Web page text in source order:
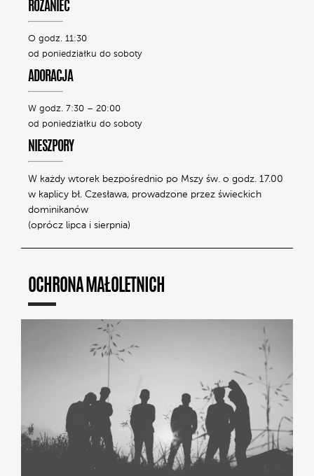
RÓŻANIEC
O godz. 11:30
od poniedziałku do soboty
ADORACJA
W godz. 7:30 – 20:00
od poniedziałku do soboty
NIESZPORY
W każdy wtorek bezpośrednio po Mszy św. o godz. 17.00
w kaplicy bł. Czesława, prowadzone przez świeckich
dominikanów
(oprócz lipca i sierpnia)
OCHRONA MAŁOLETNICH